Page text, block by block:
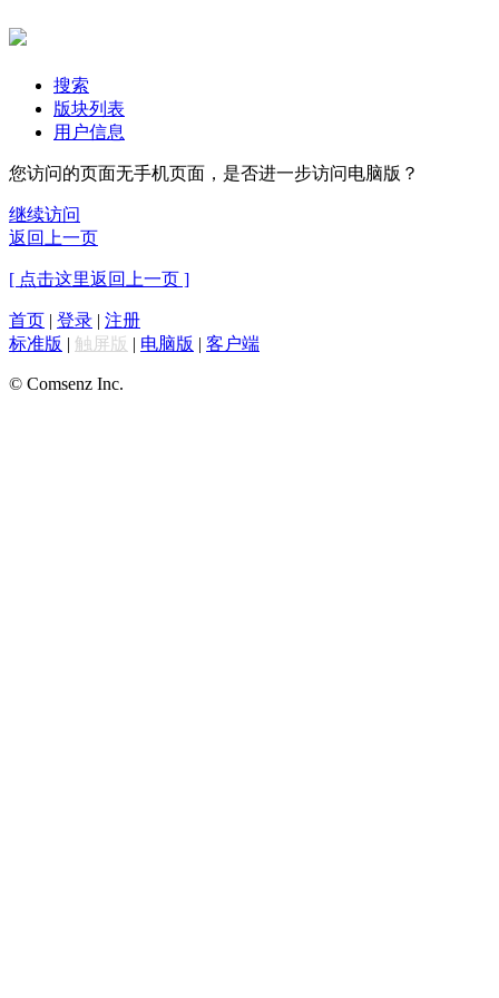
搜索
版块列表
用户信息
您访问的页面无手机页面，是否进一步访问电脑版？
继续访问
返回上一页
[ 点击这里返回上一页 ]
首页 | 登录 | 注册
标准版 | 触屏版 | 电脑版 | 客户端
© Comsenz Inc.